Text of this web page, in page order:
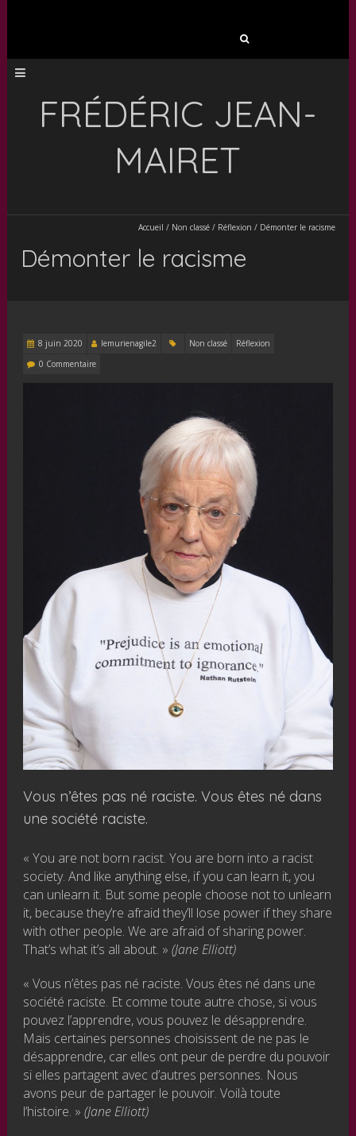
FRÉDÉRIC JEAN-
MAIRET
Accueil / Non classé/ Réflexion / Démonter le racisme
Démonter le racisme
8 juin 2020 lemurienagile2 Non classé
Réflexion
0 Commentaire
Vous n’êtes pas né raciste. Vous êtes né dans
une société raciste.
« You are not born racist. You are born into a racist
society. And like anything else, if you can learn it, you
can unlearn it. But some people choose not to unlearn
it, because they’re afraid they’ll lose power if they share
with other people. We are afraid of sharing power.
That’s what it’s all about. » (Jane Elliott)
« Vous n’êtes pas né raciste. Vous êtes né dans une
société raciste. Et comme toute autre chose, si vous
pouvez l’apprendre, vous pouvez le désapprendre.
Mais certaines personnes choisissent de ne pas le
désapprendre, car elles ont peur de perdre du pouvoir
si elles partagent avec d’autres personnes. Nous
avons peur de partager le pouvoir. Voilà toute
l’histoire. » (Jane Elliott)